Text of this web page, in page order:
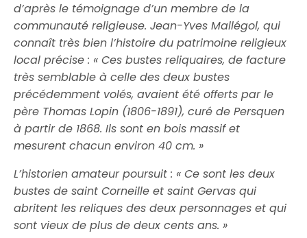
d’après le témoignage d’un membre de la
communauté religieuse. Jean-Yves Mallégol, qui
connaît très bien l’histoire du patrimoine religieux
local précise : « Ces bustes reliquaires, de facture
très semblable à celle des deux bustes
précédemment volés, avaient été offerts par le
père Thomas Lopin (1806-1891), curé de Persquen
à partir de 1868. Ils sont en bois massif et
mesurent chacun environ 40 cm. »
L’historien amateur poursuit : « Ce sont les deux
bustes de saint Corneille et saint Gervas qui
abritent les reliques des deux personnages et qui
sont vieux de plus de deux cents ans. »